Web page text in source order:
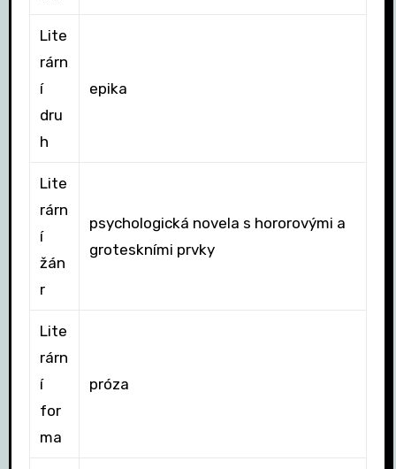
Lite
rárn
í
dru
h
epika
Lite
rárn
í
žán
r
psychologická novela s hororovými a
groteskními prvky
Lite
rárn
í
for
ma
próza